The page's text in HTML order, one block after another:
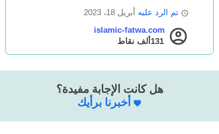
تم الرد عليه
أبريل 18، 2023
islamic-fatwa.com
131ألف
نقاط
هل كانت الإجابة مفيدة؟
أخبرنا برأيك